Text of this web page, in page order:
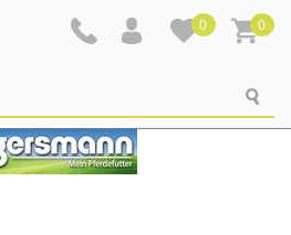
0 0